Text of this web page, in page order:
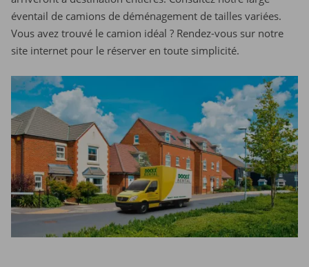
éventail de camions de déménagement de tailles variées.
Vous avez trouvé le camion idéal ? Rendez-vous sur notre
site internet pour le réserver en toute simplicité.